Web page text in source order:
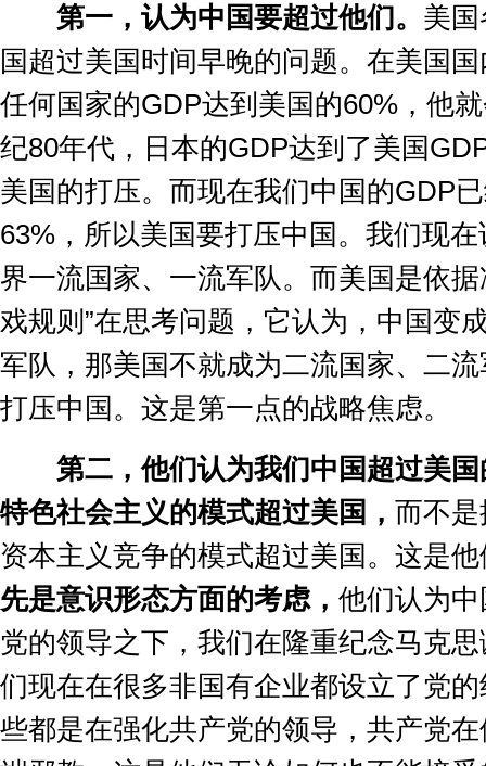
第一，认为中国要超过他们。 美
国超过美国时间早晚的问题。在美国
任何国家的GDP达到美国的60% ，他
纪80年代，日本的GDP达到了美国
美国的打压。而现在我们中国的GDP
63% ，所以美国要打压中国。我们现
界一流国家、一流军队。而美国是依
戏规则 ”在思考问题，它认为，中国变
军队，那美国不就成为二流国家、二
打压中国。这是第一点的战略焦虑。
第二，他们认为我们中国超过美
特色社会主义的模式超过美国， 而不
资本主义竞争的模式超过美国。这是
先是意识形态方面的考虑， 他们认为
党的领导之下，我们在隆重纪念马克
们现在在很多非国有企业都设立了党
些都是在强化共产党的领导，共产党